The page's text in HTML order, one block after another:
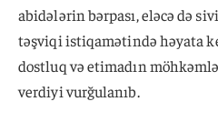
abidələrin bərpası, eləcə də
təşviqi istiqamətində həyata
dostluq və etimadın
verdiyi vurğulanıb.